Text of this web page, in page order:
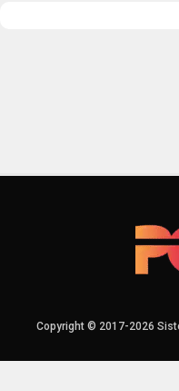
Copyright © 2017-2026